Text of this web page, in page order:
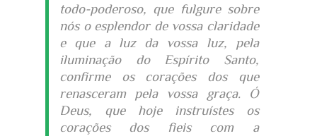
todo-poderoso, que fulgure sobre
nós o esplendor de vossa claridade
e que a luz da vossa luz, pela
iluminação do Espírito Santo,
confirme os corações dos que
renasceram pela vossa graça. Ó
Deus, que hoje instruístes os
corações dos fieis com a